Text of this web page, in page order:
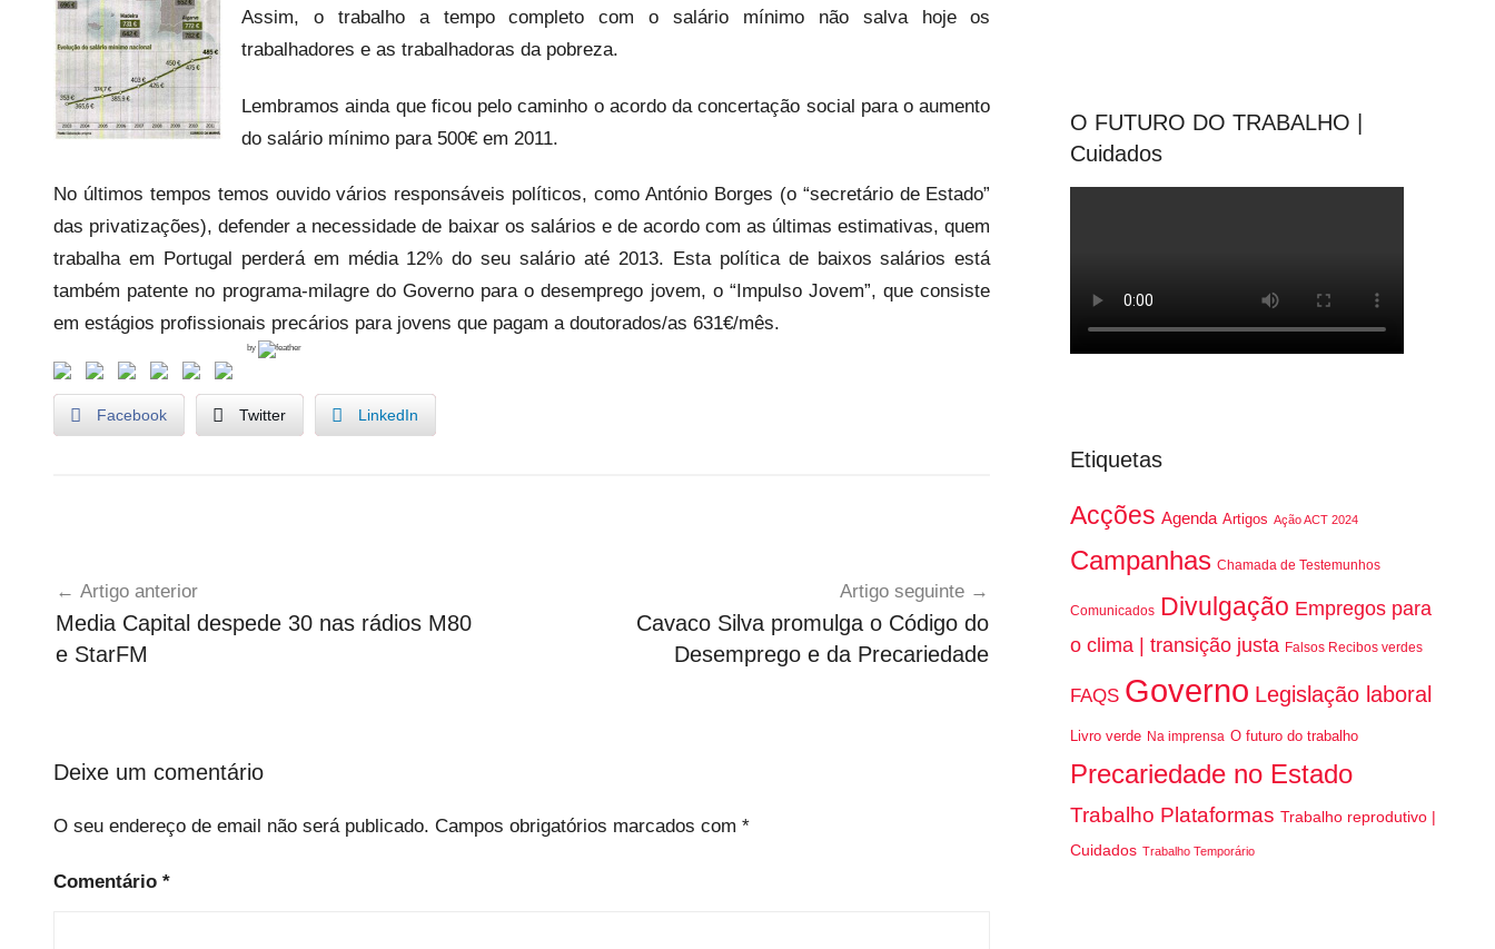
i
i
v
e
i
Assim, o trabalho a tempo completo com o salário mínimo não salva hoje os
trabalhadores e as trabalhadoras da pobreza.
Lembramos ainda que ficou pelo caminho o acordo da concertação social para o aumento
do salário mínimo para 500€ em 2011.
No últimos tempos temos ouvido vários responsáveis políticos, como António Borges (o “secretário de Estado”
das privatizações), defender a necessidade de baixar os salários e de acordo com as últimas estimativas, quem
trabalha em Portugal perderá em média 12% do seu salário até 2013. Esta política de baixos salários está
também patente no programa-milagre do Governo para o desemprego jovem, o “Impulso Jovem”, que consiste
em estágios profissionais precários para jovens que pagam a doutorados/as 631€/mês.
by
Facebook Twitter LinkedIn
v
e
r
artigos
Artigo anterior
Media Capital despede 30 nas rádios M80
e StarFM
Artigo seguinte
Cavaco Silva promulga o Código do
Desemprego e da Precariedade
Deixe um comentário
O seu endereço de email não será publicado. Campos obrigatórios marcados com *
Comentário *
O FUTURO DO TRABALHO |
Cuidados
Etiquetas
Acções Agenda Artigos Ação ACT 2024
Campanhas Chamada de Testemunhos
Comunicados Divulgação Empregos para
o clima | transição justa Falsos Recibos verdes
FAQS Governo Legislação laboral
Livro verde Na imprensa O futuro do trabalho
Precariedade no Estado
Trabalho Plataformas Trabalho reprodutivo |
Cuidados Trabalho Temporário